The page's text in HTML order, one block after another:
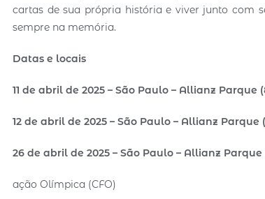
cartas de sua própria história e viver junto com
sempre na memória.
Datas e locais
11 de abril de 2025 – São Paulo – Allianz Parque
12 de abril de 2025 – São Paulo – Allianz Parque
26 de abril de 2025 – São Paulo – Allianz Parque
ação Olímpica (CFO)